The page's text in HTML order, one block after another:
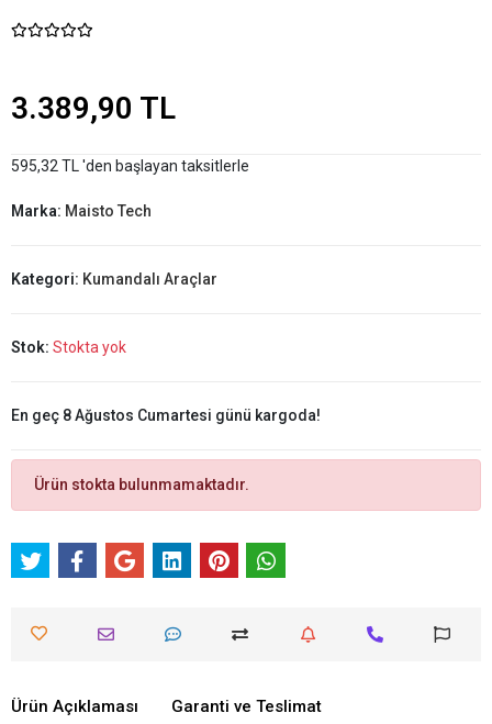
3.389,90 TL
595,32 TL 'den başlayan taksitlerle
Marka: Maisto Tech
Kategori: Kumandalı Araçlar
Stok: Stokta yok
En geç 8 Ağustos Cumartesi günü kargoda!
Ürün stokta bulunmamaktadır.
Ürün Açıklaması Garanti ve Teslimat